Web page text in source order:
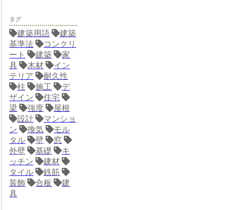
タグ
建築用語
建築
基準法
コンクリ
ート
建築
家
具
木材
イン
テリア
耐久性
柱
施工
デ
ザイン
住宅
梁
強度
屋根
設計
マンショ
ン
換気
モル
タル
壁
窓
外壁
基礎
キ
ッチン
建材
タイル
鉄筋
装飾
合板
建
具